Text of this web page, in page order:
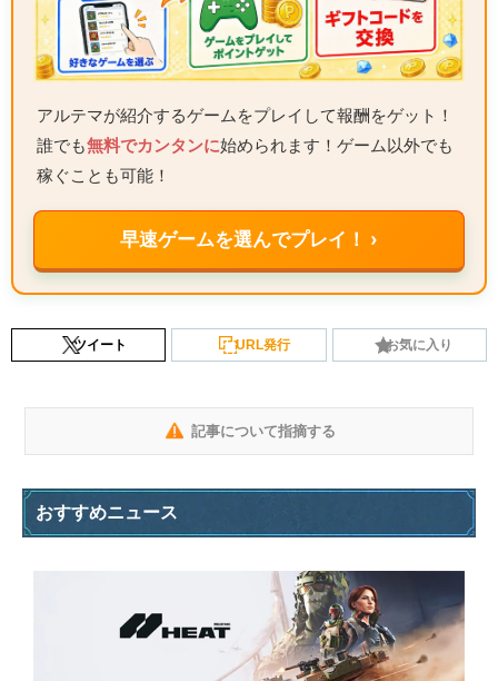
アルテマが紹介するゲームをプレイして報酬をゲット！
誰でも無料でカンタンに始められます！ゲーム以外でも
稼ぐことも可能！
早速ゲームを選んでプレイ！ ›
ツイート URL発行 お気に入り
記事について指摘する
おすすめニュース